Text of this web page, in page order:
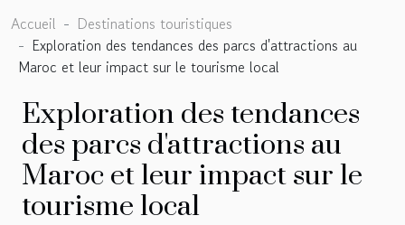
Accueil
Destinations touristiques
Exploration des tendances des parcs d'attractions au
Maroc et leur impact sur le tourisme local
Exploration des tendances
des parcs d'attractions au
Maroc et leur impact sur le
tourisme local